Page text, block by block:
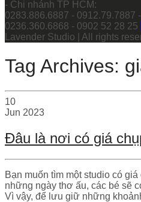
- Chi nhánh TP HCM:
0283.886.6887 - 0912.79.7887
0236.360.6868 - 0902 52 28 25
Lavender Studio | All rights
Tag Archives:
10
Jun 2023
Đâu là nơi có giá
Bạn muốn tìm một studio có
những ngày thơ ấu, các bé sẽ
Vì vậy, để lưu giữ những